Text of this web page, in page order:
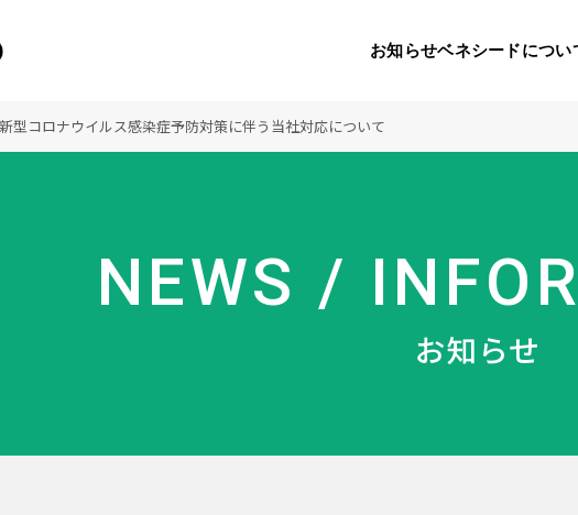
お知らせ
ベネシードについて
事業情報
お知らせベネシードについ
創業の想い 顧問
コンプライアンス行動指針
ディーラーの社会貢献活動 メディアパートナーシップ
オーガニックへのこだわり 製品のご購入について
新型コロナウイルス感染症予防対策に伴う当社対応について
NEWS /
お知らせ